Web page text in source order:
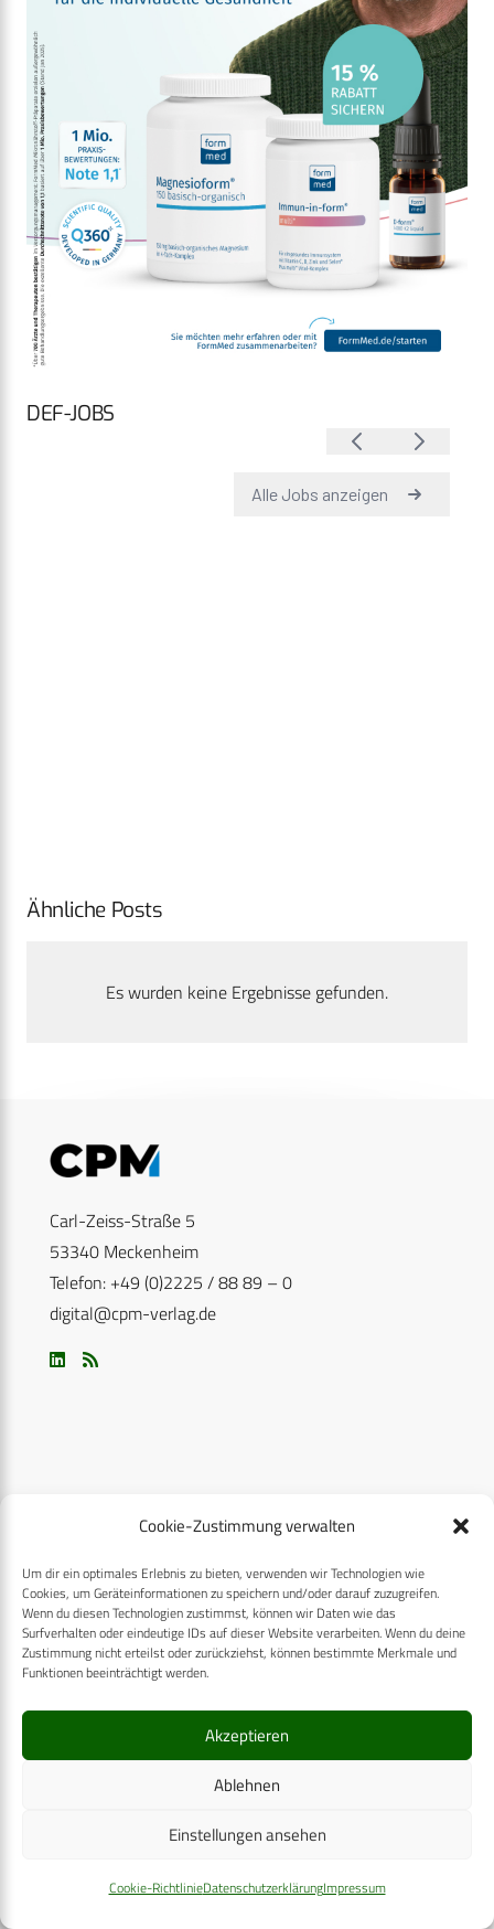
Cookie-Zustimmung verwalten
Um dir ein optimales Erlebnis zu bieten, verwenden wir Technologien wie
Cookies, um Geräteinformationen zu speichern und/oder darauf zuzugreifen.
Wenn du diesen Technologien zustimmst, können wir Daten wie das
Surfverhalten oder eindeutige IDs auf dieser Website verarbeiten. Wenn du deine
Zustimmung nicht erteilst oder zurückziehst, können bestimmte Merkmale und
Funktionen beeinträchtigt werden.
Akzeptieren
Ablehnen
Einstellungen ansehen
Cookie-RichtlinieDatenschutzerklärungImpressum
DEF-JOBS
Ähnliche Posts
Es wurden keine Ergebnisse gefunden.
Carl-Zeiss-Straße 5
53340 Meckenheim
Telefon: +49 (0)2225 / 88 89 – 0
digital@cpm-verlag.de
CPM VERLAG
CPM PUBLICATIONS
CPM EVENTS